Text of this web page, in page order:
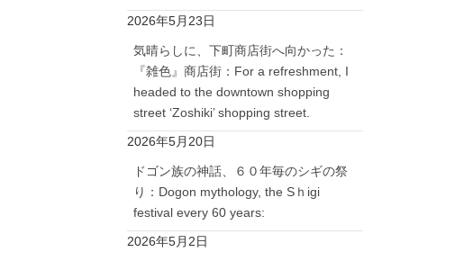
2026年5月23日
気晴らしに、下町商店街へ向かった：
『雑色』商店街：For a refreshment, I
headed to the downtown shopping
street ‘Zoshiki’ shopping street.
2026年5月20日
ドゴン族の神話、６０年毎のシギの祭
り：Dogon mythology, the Sｈigi
festival every 60 years:
2026年5月2日